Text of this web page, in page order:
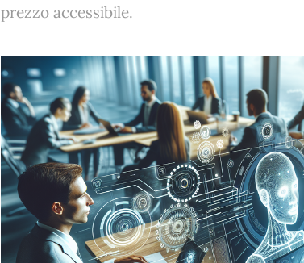
prezzo accessibile.